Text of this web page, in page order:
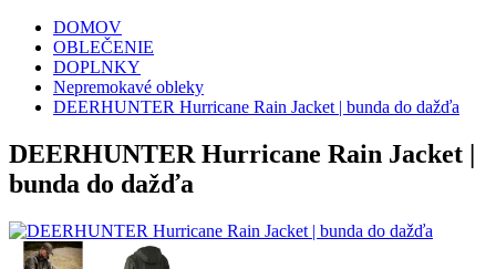
DOMOV
OBLEČENIE
DOPLNKY
Nepremokavé obleky
DEERHUNTER Hurricane Rain Jacket | bunda do dažďa
DEERHUNTER Hurricane Rain Jacket |
bunda do dažďa